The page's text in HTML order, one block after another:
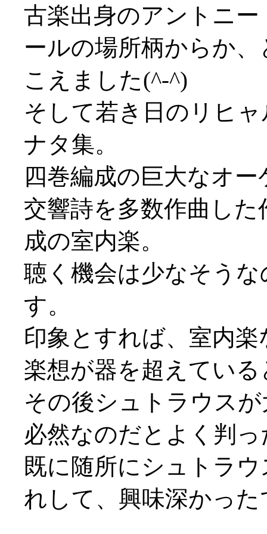
古楽出身のアントニ
ールの場所柄からか
こえました(^-^)
そして若き日のリヒ
ナタ集。
四巻編成の巨大なオ
交響詩を多数作曲し
成の室内楽。
聴く機会は少なそう
す。
印象とすれば、室内
楽想が器を超えてい
その後シュトラウス
必然なのだとよく判
既に随所にシュトラ
れして、興味深かった